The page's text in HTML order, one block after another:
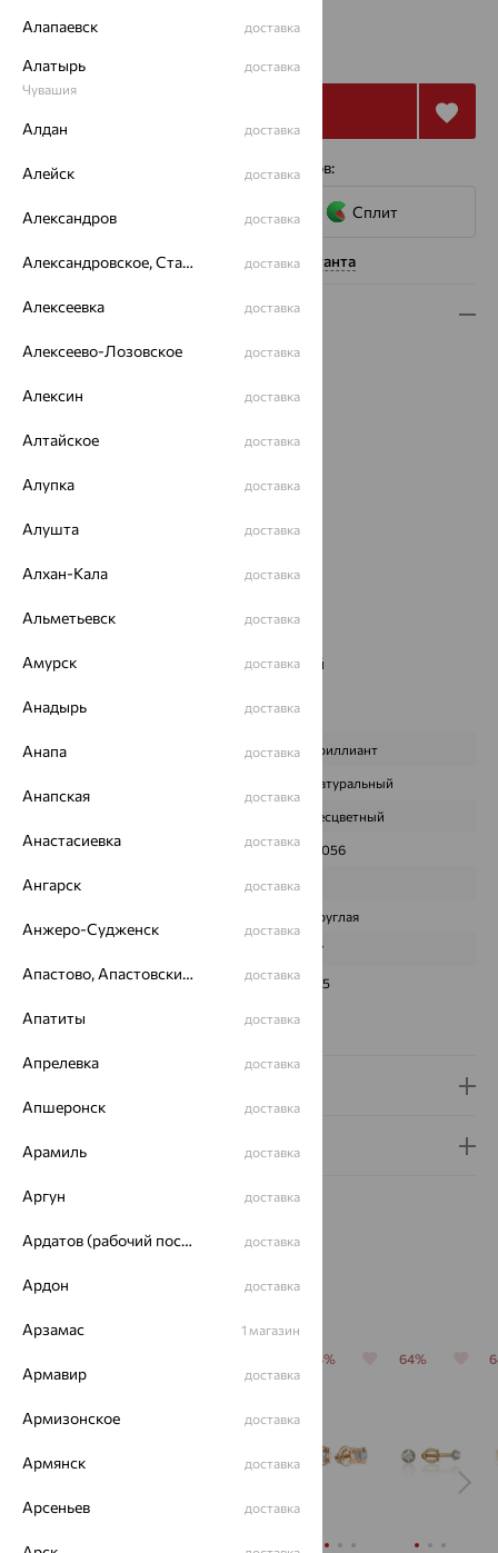
от 26 115
4 платежа по 6 529 с помощью сервисов:
Сплит
Нужна помощь консультанта
Описание
Вид изделия:пусеты
Металл:
Цвет металла:
Страна происхождения:
РОССИЯ
Вид вставки:
Цвет вставки:
Наименование цвета вставки:
Бесцветный
Характеристика вставки:
ВИД КАМНЯ Бриллиант
Натуральный
Бесцветный
ВЕС 0,056
КОЛИЧЕСТВО
Круглая
57
ЧИСТОТА 3/5
Сертификаты на камни
Гарантия и возврат
Похожие изделия
64% 64%
Алапаевск доставка
Алатырь
Чувашия
доставка
Алдан доставка
Алейск доставка
Александров доставка
Александровское, Ставропольский край доставка
Алексеевка доставка
Алексеево-Лозовское доставка
Алексин доставка
Алтайское доставка
Алупка доставка
Алушта доставка
Алхан-Кала доставка
Альметьевск доставка
Амурск доставка
Анадырь доставка
Анапа доставка
Анапская доставка
Анастасиевка доставка
Ангарск доставка
Анжеро-Судженск доставка
Апастово, Апастовский район доставка
Апатиты доставка
Апрелевка доставка
Апшеронск доставка
Арамиль доставка
Аргун доставка
Ардатов (рабочий поселок) доставка
Ардон доставка
Арзамас 1 магазин
Армавир доставка
Армизонское доставка
Армянск доставка
Арсеньев доставка